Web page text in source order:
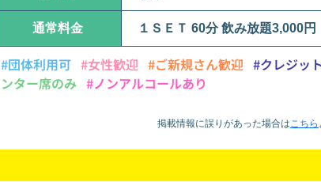
通常料金 １ＳＥＴ 60分 飲み放題3,000円
#団体利用可 #女性歓迎 #ご新規さん歓迎 #クレジッ
ンター席のみ #ノンアルコールあり
掲載情報に誤りがあった場合はこちら